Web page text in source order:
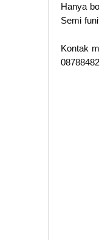
Hanya
Semi
Kontak